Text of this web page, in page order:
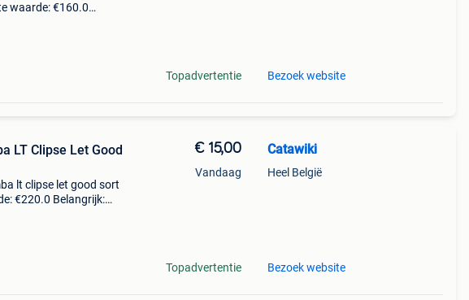
waarde: €160.0
Topadvertentie Bezoek website
LT Clipse Let Good
lt clipse let good sort
€220.0 Belangrijk:
€ 15,00
Vandaag
Topadvertentie
Catawiki
Heel België
Bezoek website